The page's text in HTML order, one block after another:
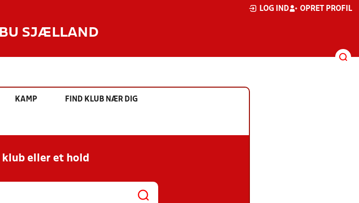
LOG IND OPRET PROFIL
SJÆLLAND
KAMP FIND KLUB NÆR DIG
klub eller et hold